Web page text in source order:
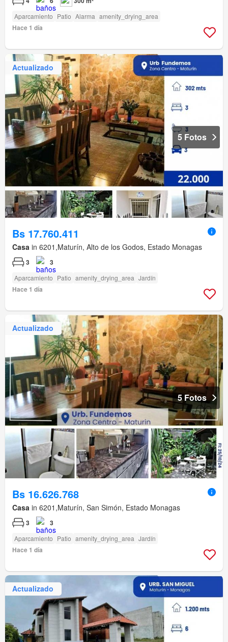
Aparcamiento Patio Alarma amenity_drying_area
Hace 1 día
Actualizado
5 Fotos
Bs 17.760.411
Casa in 6201,Maturín, Alto de los Godos, Estado Monagas
3 3
Aparcamiento Patio amenity_drying_area Jardín
Hace 1 día
Actualizado
5 Fotos
Bs 16.626.768
Casa in 6201,Maturín, San Simón, Estado Monagas
3 3
Aparcamiento Patio amenity_drying_area Jardín
Hace 1 día
Actualizado